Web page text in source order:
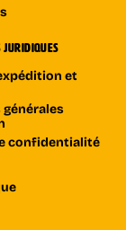
JURIDIQUES
et
confidentialité